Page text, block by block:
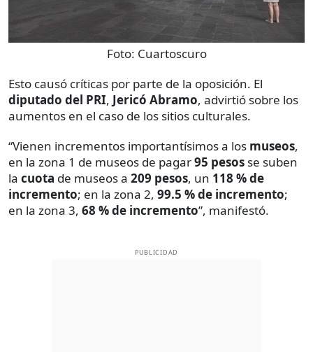
Foto: Cuartoscuro
Esto causó críticas por parte de la oposición. El
diputado del PRI, Jericó Abramo, advirtió sobre los
aumentos en el caso de los sitios culturales.
“Vienen incrementos importantísimos a los museos,
en la zona 1 de museos de pagar95 pesos se suben
la cuota de museos a 209 pesos, un 118 % de
incremento; en la zona 2, 99.5 % de incremento;
en la zona 3, 68 % de incremento”, manifestó.
PUBLICIDAD